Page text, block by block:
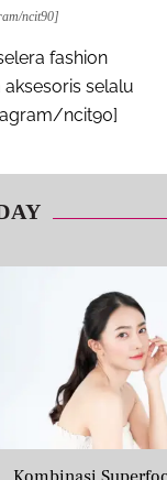
ncit90]
fashion
selalu
ncit90]